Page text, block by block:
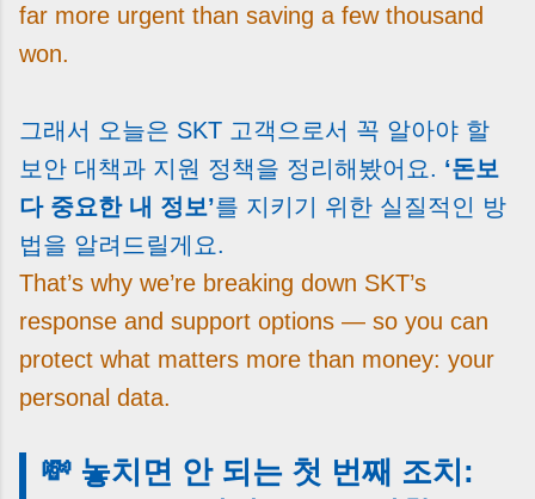
far more urgent than saving a few thousand
won.
그래서 오늘은 SKT 고객으로서 꼭 알아야 할
보안 대책과 지원 정책을 정리해봤어요. ‘돈보
다 중요한 내 정보’를 지키기 위한 실질적인 방
법을 알려드릴게요.
That’s why we’re breaking down SKT’s
response and support options — so you can
protect what matters more than money: your
personal data.
💸 놓치면 안 되는 첫 번째 조치: